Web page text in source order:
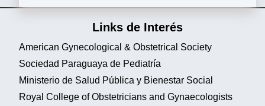
Links de Interés
American Gynecological & Obstetrical Society
Sociedad Paraguaya de Pediatría
Ministerio de Salud Pública y Bienestar Social
Royal College of Obstetricians and Gynaecologists